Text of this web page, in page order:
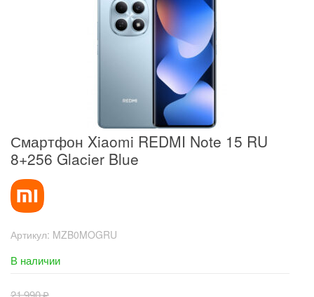
Смартфон Xiaomi REDMI Note 15 RU
8+256 Glacier Blue
Артикул: MZB0MOGRU
В наличии